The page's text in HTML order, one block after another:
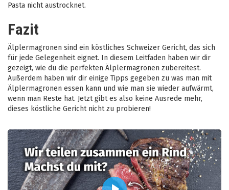
Pasta nicht austrocknet.
Fazit
Älplermagronen sind ein köstliches Schweizer Gericht, das sich
für jede Gelegenheit eignet. In diesem Leitfaden haben wir dir
gezeigt, wie du die perfekten Älplermagronen zubereitest.
Außerdem haben wir dir einige Tipps gegeben zu was man mit
Älplermagronen essen kann und wie man sie wieder aufwärmt,
wenn man Reste hat. Jetzt gibt es also keine Ausrede mehr,
dieses köstliche Gericht nicht zu probieren!